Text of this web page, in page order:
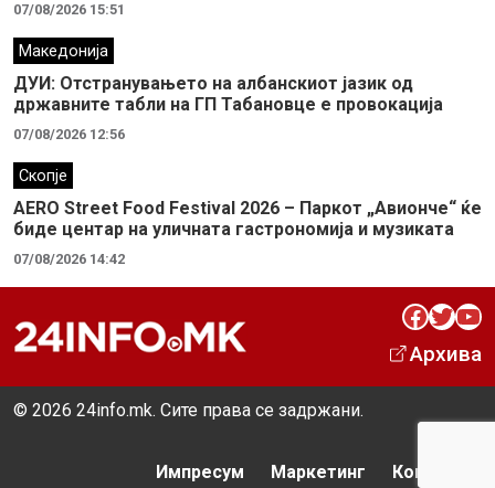
07/08/2026 15:51
Македонија
ДУИ: Отстранувањето на албанскиот јазик од
државните табли на ГП Табановце е провокација
07/08/2026 12:56
Скопје
AERO Street Food Festival 2026 – Паркот „Авионче“ ќе
биде центар на уличната гастрономија и музиката
07/08/2026 14:42
Facebook Twitter YouTube
Архива
© 2026 24info.mk. Сите права се задржани.
Импресум Маркетинг Контакт